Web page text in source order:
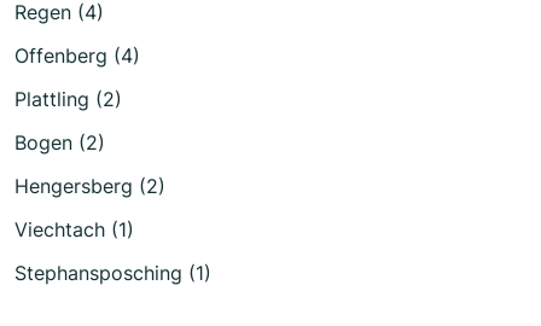
Regen (4)
Offenberg (4)
Plattling (2)
Bogen (2)
Hengersberg (2)
Viechtach (1)
Stephansposching (1)